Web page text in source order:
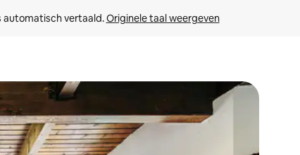
automatisch vertaald. Originele taal weergeven